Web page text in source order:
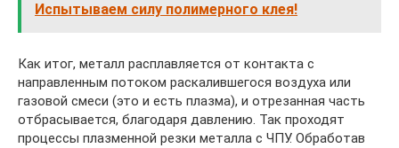
Испытываем силу полимерного клея!
Как итог, металл расплавляется от контакта с
направленным потоком раскалившегося воздуха или
газовой смеси (это и есть плазма), и отрезанная часть
отбрасывается, благодаря давлению. Так проходят
процессы плазменной резки металла с ЧПУ. Обработав